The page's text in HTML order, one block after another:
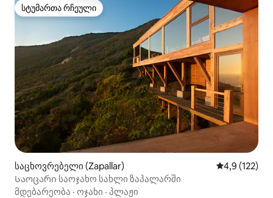
სტუმართა რჩეული
სტუმართა რჩეული
საცხოვრებელი (Zapallar) საშუალო
4,9 (122)
Საოცარი საოჯახო სახლი ზაპალარში
მდებარეობა · ოჯახი · პლაჟი